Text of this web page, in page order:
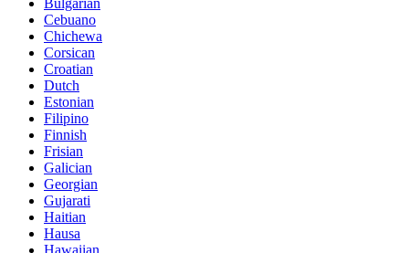
Cebuano
Chichewa
Corsican
Croatian
Dutch
Estonian
Filipino
Finnish
Frisian
Galician
Georgian
Gujarati
Haitian
Hausa
Hawaiian